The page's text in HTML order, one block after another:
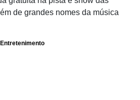
de grandes nomes da música
Entretenimento